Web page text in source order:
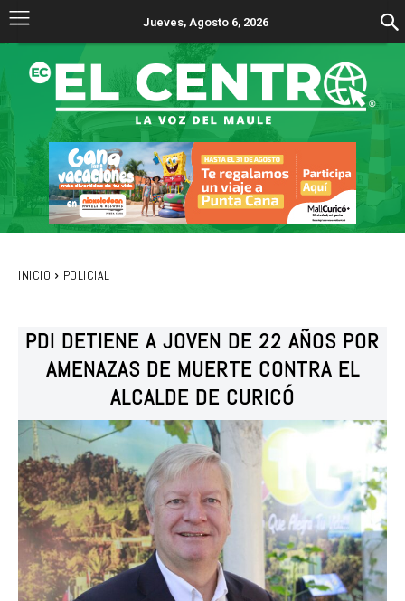
Jueves, Agosto 6, 2026
INICIO POLICIAL
PDI DETIENE A JOVEN DE 22 AÑOS POR
AMENAZAS DE MUERTE CONTRA EL
ALCALDE DE CURICÓ